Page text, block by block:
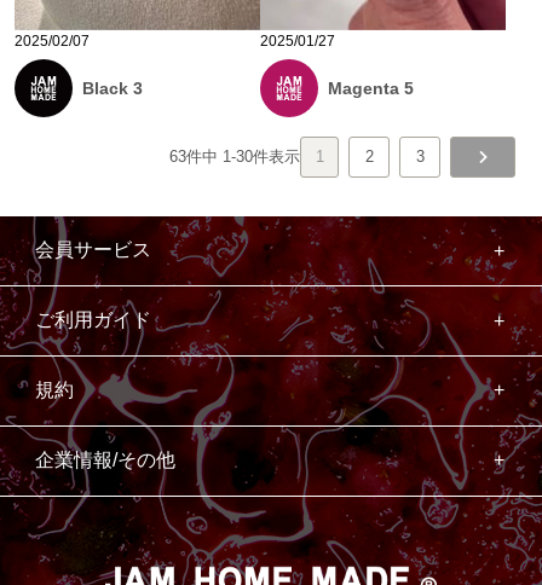
2025/02/07
Black 3
2025/01/27
Magenta 5
63件中 1-30件表示 1 2 3
会員サービス
ご利用ガイド
規約
企業情報/その他